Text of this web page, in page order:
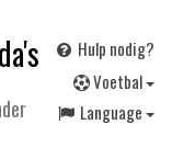
Hulp nodig?
Voetbal
Language